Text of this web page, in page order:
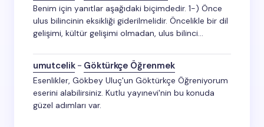
Benim için yanıtlar aşağıdaki biçimdedir. 1-) Önce
ulus bilincinin eksikliği giderilmelidir. Öncelikle bir dil
gelişimi, kültür gelişimi olmadan, ulus bilinci…
umutcelik- Göktürkçe Öğrenmek
Esenlikler, Gökbey Uluç'un Göktürkçe Öğreniyorum
eserini alabilirsiniz. Kutlu yayınevi'nin bu konuda
güzel adımları var.